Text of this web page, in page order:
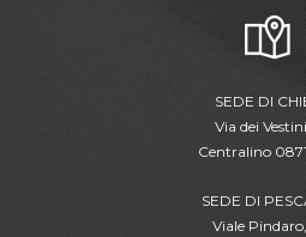
SEDE DI
Via dei
Centralino
SEDE DI
Viale